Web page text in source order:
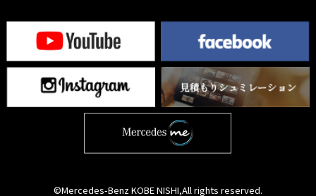
©Mercedes-Benz KOBE NISHI,All rights reserved.